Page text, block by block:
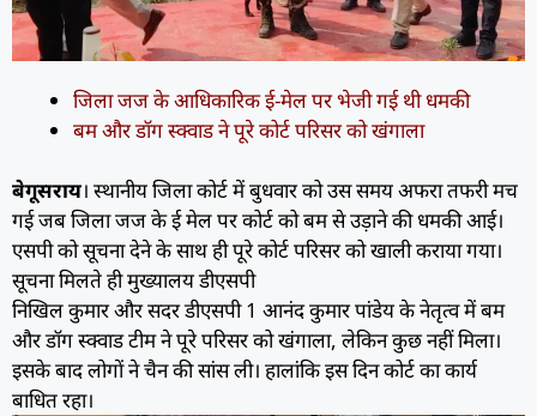
जिला जज के आधिकारिक ई-मेल पर भेजी गई थी धमकी
बम और डॉग स्क्वाड ने पूरे कोर्ट परिसर को खंगाला
बेगूसराय। स्थानीय जिला कोर्ट में बुधवार को उस समय अफरा तफरी मच
गई जब जिला जज के ई मेल पर कोर्ट को बम से उड़ाने की धमकी आई।
एसपी को सूचना देने के साथ ही पूरे कोर्ट परिसर को खाली कराया गया।
सूचना मिलते ही मुख्यालय डीएसपी
निखिल कुमार और सदर डीएसपी 1 आनंद कुमार पांडेय के नेतृत्व में बम
और डॉग स्क्वाड टीम ने पूरे परिसर को खंगाला, लेकिन कुछ नहीं मिला।
इसके बाद लोगों ने चैन की सांस ली। हालांकि इस दिन कोर्ट का कार्य
बाधित रहा।